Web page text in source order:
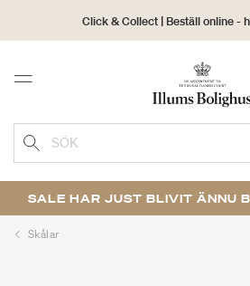
Click & Collect | Beställ online -
30 dagars returrätt
Menu
SÖK
SALE HAR JUST BLIVIT ÄNNU
Skålar